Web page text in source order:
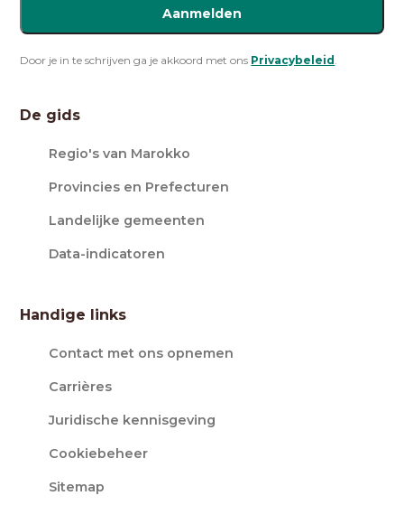
Aanmelden
Door je in te schrijven ga je akkoord met ons Privacybeleid
De gids
Regio's van Marokko
Provincies en Prefecturen
Landelijke gemeenten
Data-indicatoren
Handige links
Contact met ons opnemen
Carrières
Juridische kennisgeving
Cookiebeheer
Sitemap